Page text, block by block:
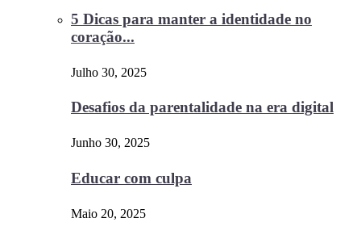
5 Dicas para manter a identidade no
coração...
Julho 30, 2025
Desafios da parentalidade na era digital
Junho 30, 2025
Educar com culpa
Maio 20, 2025